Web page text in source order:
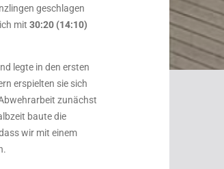
geschlagen
mit 30:20 (14:10)
legte in den ersten
erspielten sie sich
zunächst
baute die
wir mit einem